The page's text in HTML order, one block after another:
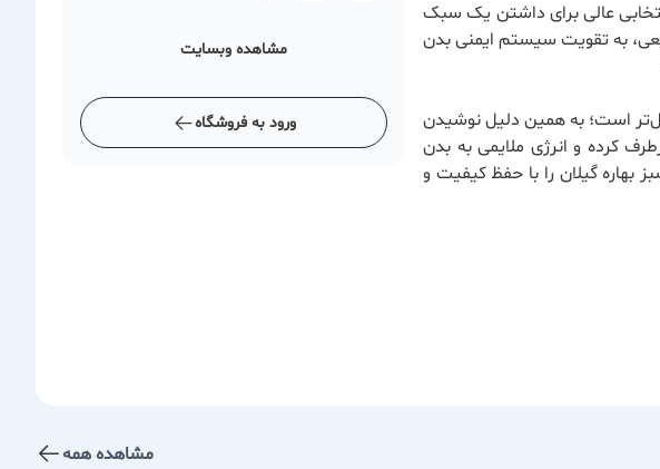
عالی برای داشتن یک سبک
به تقویت سیستم ایمنی بدن
است؛ به همین دلیل نوشیدن
کرده و انرژی ملایمی به بدن
بهاره گیلان را با حفظ کیفیت و
مشاهده وبسایت
ورود به فروشگاه
مشاهده همه